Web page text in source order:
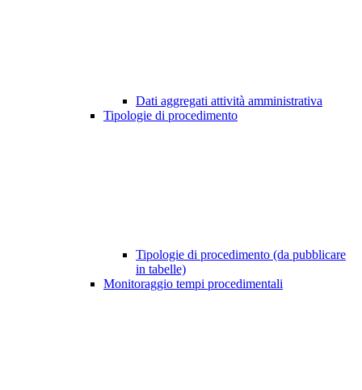
Dati aggregati attività amministrativa
Tipologie di procedimento
Tipologie di procedimento (da pubblicare
in tabelle)
Monitoraggio tempi procedimentali